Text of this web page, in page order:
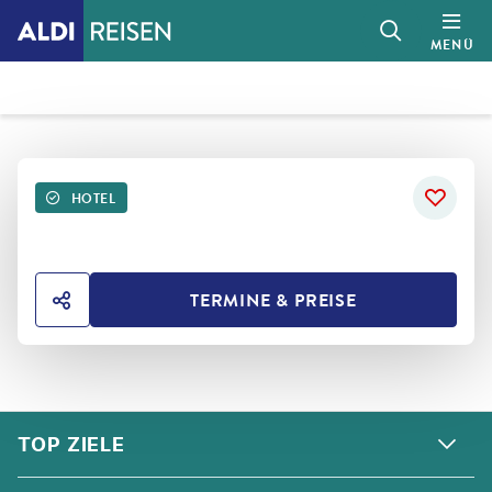
MENÜ
HOTEL
HOTEL TEILENTERMINE & PREISE
TOP ZIELE